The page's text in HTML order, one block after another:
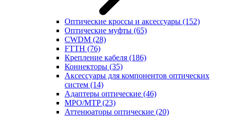
Оптические кроссы и аксессуары (152)
Оптические муфты (65)
CWDM (28)
FTTH (76)
Крепление кабеля (186)
Коннекторы (35)
Аксессуары для компонентов оптических
систем (14)
Адаптеры оптические (46)
MPO/MTP(23)
Аттенюаторы оптические (20)